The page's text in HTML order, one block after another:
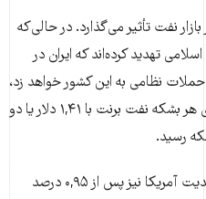
نفت تأثیر می‌گذارد. در حالی‌که
تهدید کرده‌اند که ایران در
نظامی به این کشور خواهد زد،
بامداد جمعه ۱۱ آبان / یکم نوامبر بهای هر بشکه نفت برنت با ۱,۴۱ دلار یا دو
قیمت نفت خام وست تگزاس اینترمدیت آمریکا نیز پس از ۰,۹۵ درصد